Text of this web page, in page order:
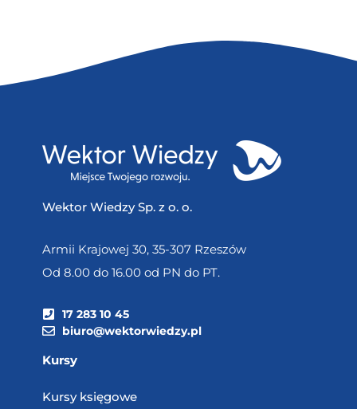
Wektor Wiedzy Sp. z o. o.
Armii Krajowej 30, 35-307 Rzeszów
Od 8.00 do 16.00 od PN do PT.
17 283 10 45
biuro@wektorwiedzy.pl
Kursy
Kursy księgowe